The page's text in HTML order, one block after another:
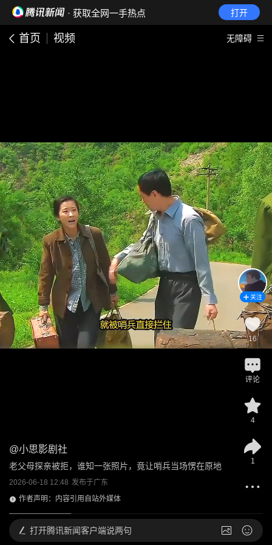
· 获取全网一手热点 打开
首页 视频 无障碍
@小思影剧社
老父母探亲被拒，谁知一张照片，竟让哨兵当场愣在原地
2026-06-18 12:48 发布于广东
作者声明：内容引用自站外媒体
关注
16
评论
4
1
打开腾讯新闻客户端说两句